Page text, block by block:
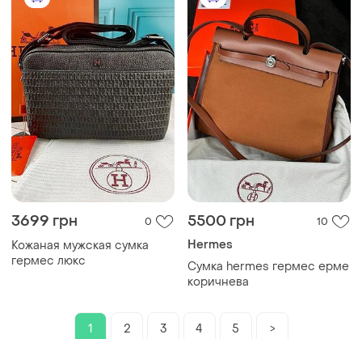
3699 грн 0
Кожаная мужская сумка
гермес люкс
5500 грн 10
Hermes
Сумка hermes гермес ерме
коричнева
1 2 3 4 5 >